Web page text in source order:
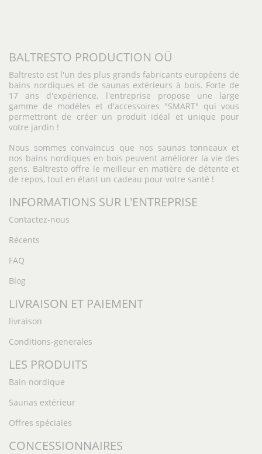
BALTRESTO PRODUCTION OÜ
Baltresto est l'un des plus grands fabricants européens de
bains nordiques et de saunas extérieurs à bois. Forte de
17 ans d'expérience, l'entreprise propose une large
gamme de modèles et d'accessoires "SMART" qui vous
permettront de créer un produit idéal et unique pour
votre jardin !
Nous sommes convaincus que nos saunas tonneaux et
nos bains nordiques en bois peuvent améliorer la vie des
gens. Baltresto offre le meilleur en matière de détente et
de repos, tout en étant un cadeau pour votre santé !
INFORMATIONS SUR L'ENTREPRISE
Contactez-nous
Récents
FAQ
Blog
LIVRAISON ET PAIEMENT
livraison
Conditions-generales
LES PRODUITS
Bain nordique
Saunas extérieur
Offres spéciales
CONCESSIONNAIRES